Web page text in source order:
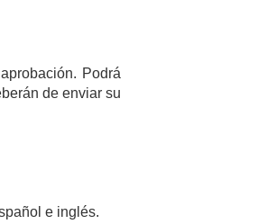
Podrá
de enviar su
e inglés.